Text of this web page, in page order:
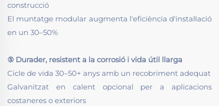
construcció
El muntatge modular augmenta l'eficiència d'instal·lació
en un 30–50%
⑤ Durader, resistent a la corrosió i vida útil llarga
Cicle de vida 30–50+ anys amb un recobriment adequat
Galvanitzat en calent opcional per a aplicacions
costaneres o exteriors